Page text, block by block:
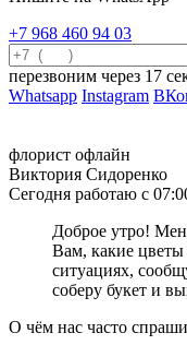
+7 968 460 94 03
перезвоним через 17
Whatsapp Instagram
флорист офлайн
Виктория Сидоренко
Сегодня работаю с
Доброе утро!
Вам, какие цветы
ситуациях,
соберу букет и
О чём нас часто
Какие цветы что
Флористический язык
часто при составлении
пожелания к букету и
искренность, счастье.
страсть к свободе и
оптимизм и легкий
искренность,
доверие, мудрость,
отношения. Каллы —
восхищение. Лилии —
пожелание
в теплых чувствах.
Пионы — страсть к